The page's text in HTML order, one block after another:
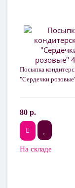
Посыпка
"Сердечки
80 р.
На складе